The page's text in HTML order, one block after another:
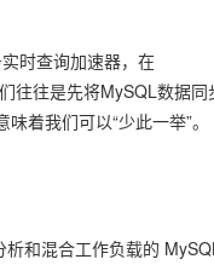
时查询加速器，在
往往是先将MySQL数据同
着我们可以“少此一举”。
和混合工作负载的